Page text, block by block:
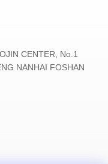
CENTER, No.1
NANHAI FOSHAN